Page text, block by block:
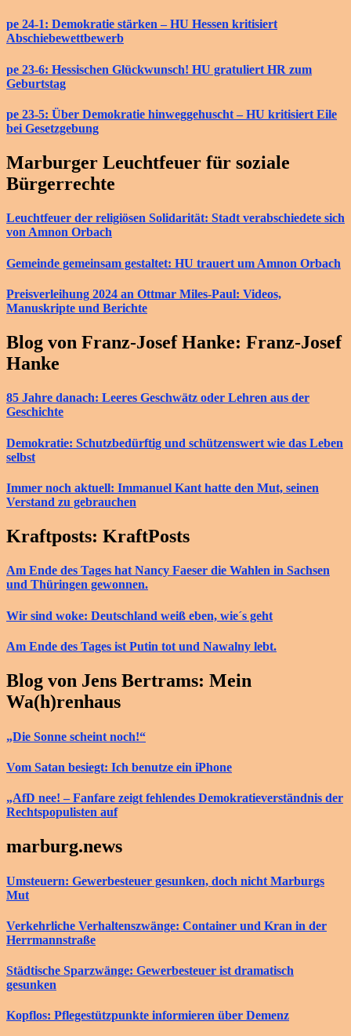
pe 24-1: Demokratie stärken – HU Hessen kritisiert
Abschiebewettbewerb
pe 23-6: Hessischen Glückwunsch! HU gratuliert HR zum
Geburtstag
pe 23-5: Über Demokratie hinweggehuscht – HU kritisiert Eile
bei Gesetzgebung
Marburger Leuchtfeuer für soziale
Bürgerrechte
Leuchtfeuer der religiösen Solidarität: Stadt verabschiedete sich
von Amnon Orbach
Gemeinde gemeinsam gestaltet: HU trauert um Amnon Orbach
Preisverleihung 2024 an Ottmar Miles-Paul: Videos,
Manuskripte und Berichte
Blog von Franz-Josef Hanke: Franz-Josef
Hanke
85 Jahre danach: Leeres Geschwätz oder Lehren aus der
Geschichte
Demokratie: Schutzbedürftig und schützenswert wie das Leben
selbst
Immer noch aktuell: Immanuel Kant hatte den Mut, seinen
Verstand zu gebrauchen
Kraftposts: KraftPosts
Am Ende des Tages hat Nancy Faeser die Wahlen in Sachsen
und Thüringen gewonnen.
Wir sind woke: Deutschland weiß eben, wie´s geht
Am Ende des Tages ist Putin tot und Nawalny lebt.
Blog von Jens Bertrams: Mein
Wa(h)renhaus
„Die Sonne scheint noch!“
Vom Satan besiegt: Ich benutze ein iPhone
„AfD nee! – Fanfare zeigt fehlendes Demokratieverständnis der
Rechtspopulisten auf
marburg.news
Umsteuern: Gewerbesteuer gesunken, doch nicht Marburgs
Mut
Verkehrliche Verhaltenszwänge: Container und Kran in der
Herrmannstraße
Städtische Sparzwänge: Gewerbesteuer ist dramatisch
gesunken
Kopflos: Pflegestützpunkte informieren über Demenz